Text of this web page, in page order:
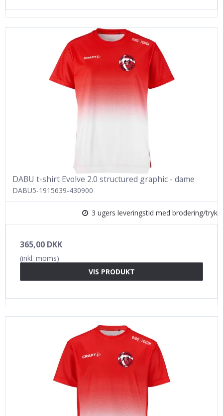
DABU t-shirt Evolve 2.0 structured graphic - dame
DABU5-1915639-430900
3 ugers leveringstid med brodering/tryk
365,00 DKK
(inkl. moms)
VIS PRODUKT